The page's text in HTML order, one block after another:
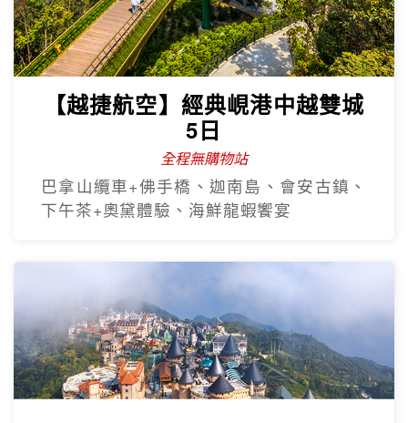
【越捷航空】經典峴港中越雙城
5日
全程無購物站
巴拿山纜車+佛手橋、迦南島、會安古鎮、
下午茶+奧黛體驗、海鮮龍蝦饗宴